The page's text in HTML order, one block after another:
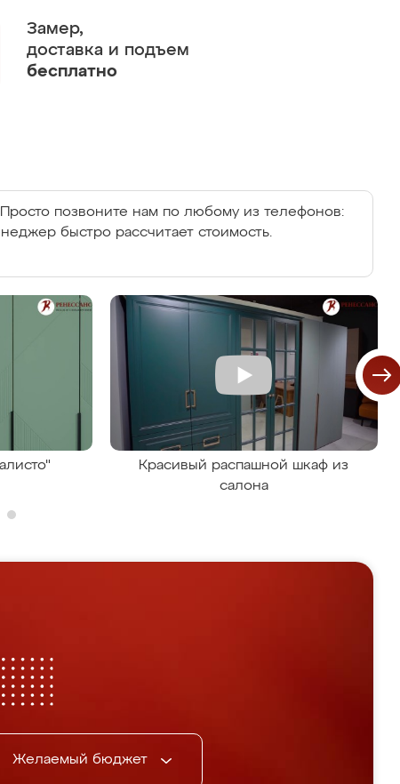
Замер,
доставка и подъем
бесплатно
позвоните нам по любому из телефонов:
быстро рассчитает стоимость.
Красивый распашной шкаф из
салона
Желаемый бюджет